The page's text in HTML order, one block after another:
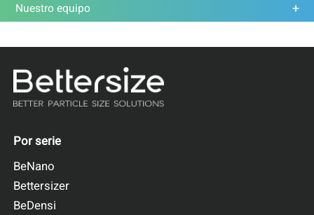
Nuestro equipo
Por serie
BeNano
Bettersizer
BeDensi